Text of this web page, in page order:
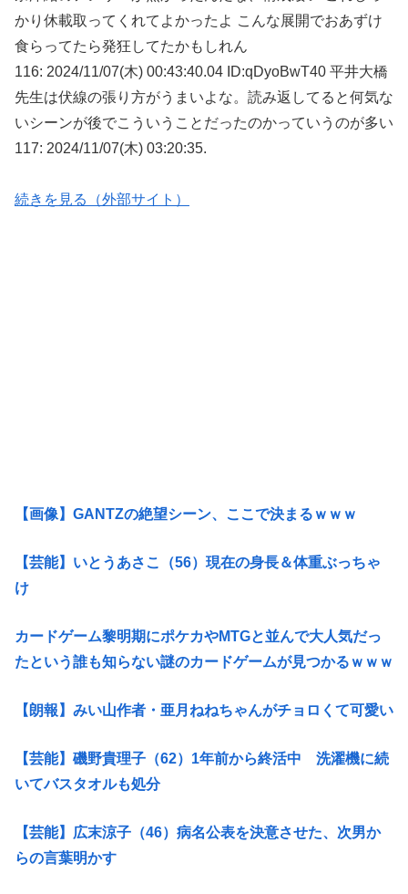
かり休載取ってくれてよかったよ こんな展開でおあずけ
食らってたら発狂してたかもしれん
116: 2024/11/07(木) 00:43:40.04 ID:qDyoBwT40 平井大橋
先生は伏線の張り方がうまいよな。読み返してると何気な
いシーンが後でこういうことだったのかっていうのが多い
117: 2024/11/07(木) 03:20:35.
続きを見る（外部サイト）
【画像】GANTZの絶望シーン、ここで決まるｗｗｗ
【芸能】いとうあさこ（56）現在の身長＆体重ぶっちゃ
け
カードゲーム黎明期にポケカやMTGと並んで大人気だっ
たという誰も知らない謎のカードゲームが見つかるｗｗｗ
【朗報】みい山作者・亜月ねねちゃんがチョロくて可愛い
【芸能】磯野貴理子（62）1年前から終活中 洗濯機に続
いてバスタオルも処分
【芸能】広末涼子（46）病名公表を決意させた、次男か
らの言葉明かす